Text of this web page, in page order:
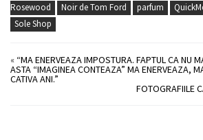
Rosewood
Noir de Tom Ford parfum
Sole Shop
« “MA ENERVEAZA IMPOSTURA. FAPTUL CA NU
ASTA “IMAGINEA CONTEAZA” MA ENERVEAZA,
CATIVA ANI.”
FOTOGRAFIILE